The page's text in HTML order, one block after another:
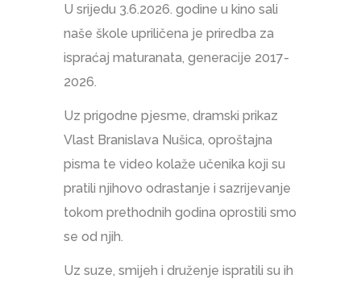
U srijedu 3.6.2026. godine u kino sali
naše škole upriličena je priredba za
ispraćaj maturanata, generacije 2017-
2026.
Uz prigodne pjesme, dramski prikaz
Vlast Branislava Nušica, oproštajna
pisma te video kolaže učenika koji su
pratili njihovo odrastanje i sazrijevanje
tokom prethodnih godina oprostili smo
se od njih.
Uz suze, smijeh i druženje ispratili su ih